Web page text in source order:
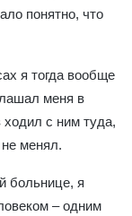
понятно, что
я тогда вообще
меня в
ходил с ним туда,
менял.
больнице, я
– одним